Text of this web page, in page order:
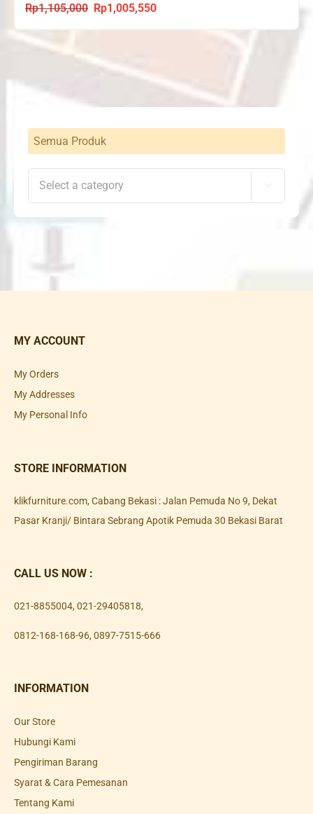
Rp1,105,000
Original
Rp1,105,000.
Rp1,005,550Current
Semua Produk

MY ACCOUNT
My Orders
My Addresses
My Personal Info
STORE INFORMATION
klikfurniture.com, Cabang Bekasi : Jalan Pemuda No 9, Dekat
Pasar Kranji/ Bintara Sebrang Apotik Pemuda 30 Bekasi Barat
CALL US NOW :
021-8855004, 021-29405818,
0812-168-168-96, 0897-7515-666
INFORMATION
Our Store
Hubungi Kami
Pengiriman Barang
Syarat & Cara Pemesanan
Tentang Kami